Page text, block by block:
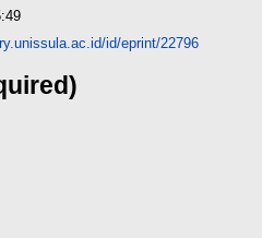
id/eprint/22796